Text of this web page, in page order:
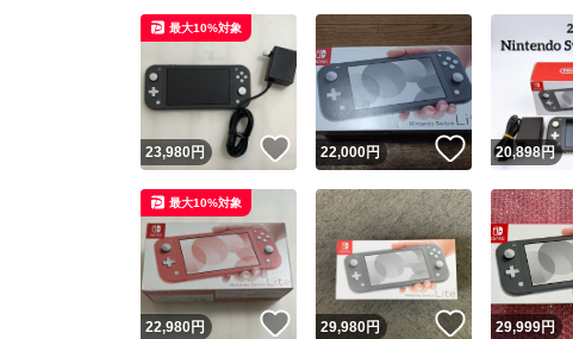
23,980円 いいね！
最大10%対象
22,000円 いいね！
20,898円
22,980円 いいね！
最大10%対象
29,980円 いいね！
29,999円